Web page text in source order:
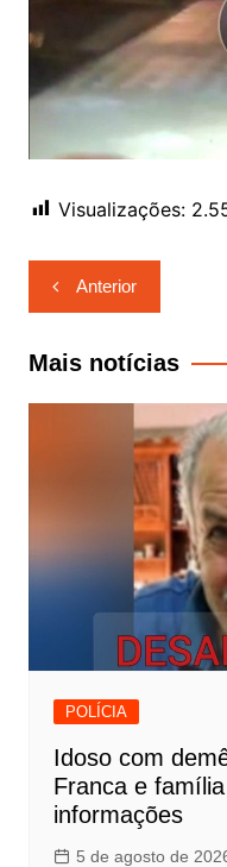
Visualizações:
Navegação
de
Post
Anterior
Mais notícias
POLÍCIA
Idoso com
Franca e
informações
5 de agosto de